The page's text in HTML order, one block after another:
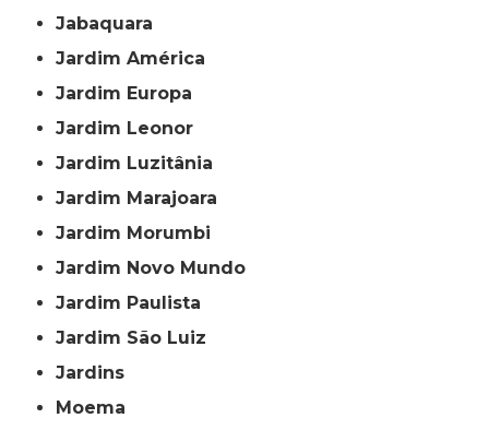
Jabaquara
Jardim América
Jardim Europa
Jardim Leonor
Jardim Luzitânia
Jardim Marajoara
Jardim Morumbi
Jardim Novo Mundo
Jardim Paulista
Jardim São Luiz
Jardins
Moema